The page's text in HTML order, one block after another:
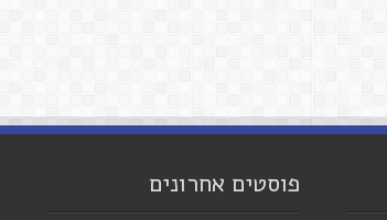
פוסטים אחרונים